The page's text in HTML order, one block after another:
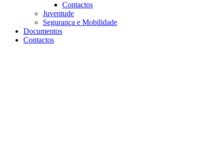
Contactos
Juventude
Segurança e Mobilidade
Documentos
Contactos